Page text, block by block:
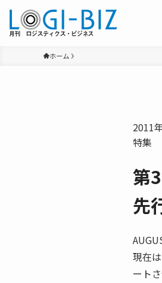
ホーム
2011
特集
第
先
現在
ート